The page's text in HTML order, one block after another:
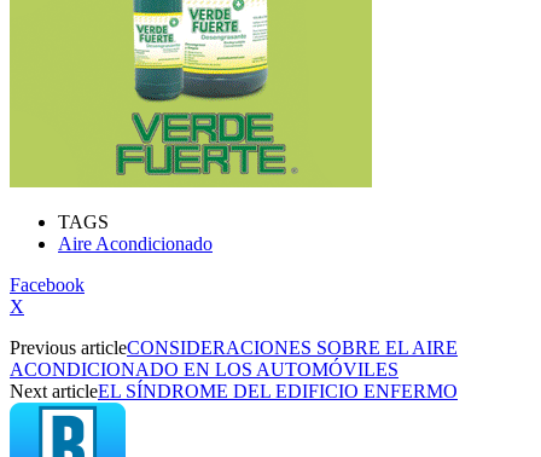
TAGS
Aire Acondicionado
Facebook
X
Previous articleCONSIDERACIONES SOBRE EL AIRE
ACONDICIONADO EN LOS AUTOMÓVILES
Next articleEL SÍNDROME DEL EDIFICIO ENFERMO